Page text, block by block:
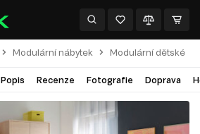
Modulární nábytek Modulární dětské
Popis Recenze Fotografie Doprava